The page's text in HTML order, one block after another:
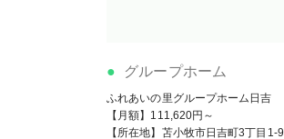
グループホーム
ふれあいの里グループホーム日吉
【月額】111,620円～
【所在地】苫小牧市日吉町3丁目1-9